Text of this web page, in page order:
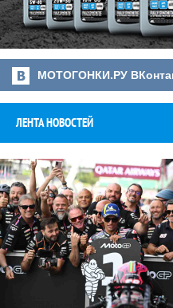
МОТОГОНКИ.РУ
ЛЕНТА НОВОСТЕЙ